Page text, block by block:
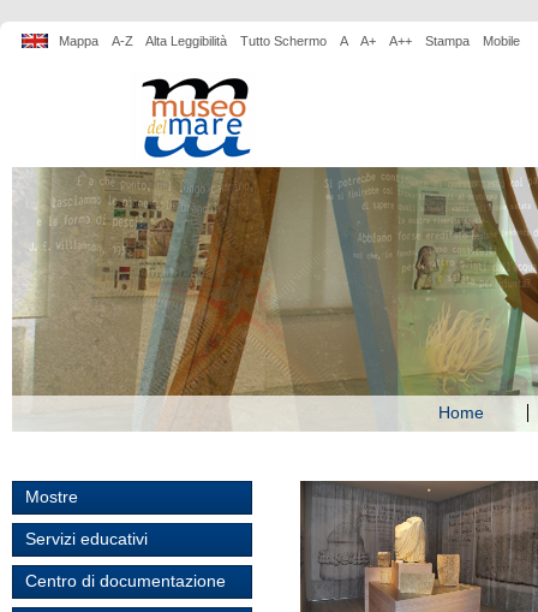
Mappa A-Z Alta Leggibilità Tutto Schermo A A+ A++ Stampa Mobile
Home
Mostre
Servizi educativi
Centro di documentazione